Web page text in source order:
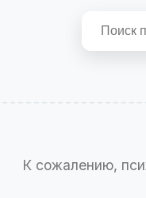
К сожалению,